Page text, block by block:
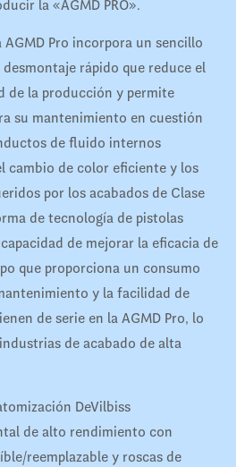
la «AGMD PRO».
AGMD Pro incorpora un sencillo
rápido que reduce el
de la producción y permite
su mantenimiento en cuestión
de fluido internos
cambio de color eficiente y los
por los acabados de Clase
de tecnología de pistolas
de mejorar la eficacia de
que proporciona un consumo
y la facilidad de
de serie en la AGMD Pro, lo
de acabado de alta
DeVilbiss
de alto rendimiento con
reemplazable y roscas de